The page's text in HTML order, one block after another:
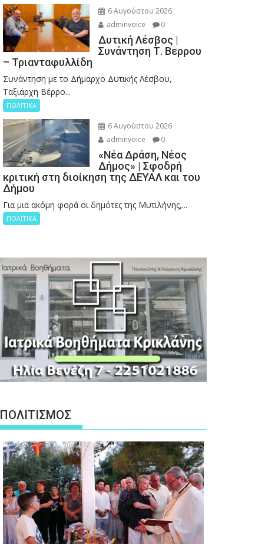
6 Αυγούστου 2026
adminvoice
0
Δυτική Λέσβος |
Συνάντηση Τ. Βερρου
– Τριανταφυλλίδη
Συνάντηση με το Δήμαρχο Δυτικής Λέσβου,
Ταξιάρχη Βέρρο...
ΠΟΛΙΤΙΚΑ
6 Αυγούστου 2026
adminvoice
0
«Νέα Δράση, Νέος
Δήμος» | Σφοδρή
κριτική στη διοίκηση της ΔΕΥΑΛ και του
Δήμου
Για μια ακόμη φορά οι δημότες της Μυτιλήνης,...
ΠΟΛΙΤΙΚΑ
ΠΟΛΙΤΙΣΜΟΣ